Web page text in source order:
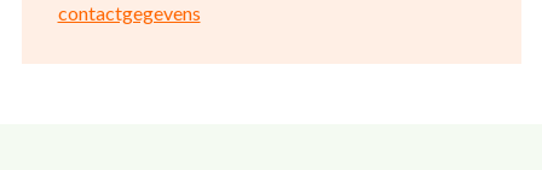
contactgegevens